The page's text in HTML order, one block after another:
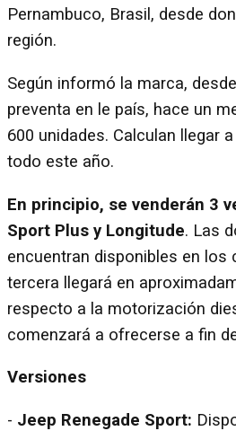
Pernambuco, Brasil, desde
región.
Según informó la marca,
preventa en le país, hace un
600 unidades. Calculan llegar
todo este año.
En principio, se venderán 3
Sport Plus y Longitude. Las
encuentran disponibles en los
tercera llegará en
respecto a la motorización
comenzará a ofrecerse a fin
Versiones
- Jeep Renegade Sport: